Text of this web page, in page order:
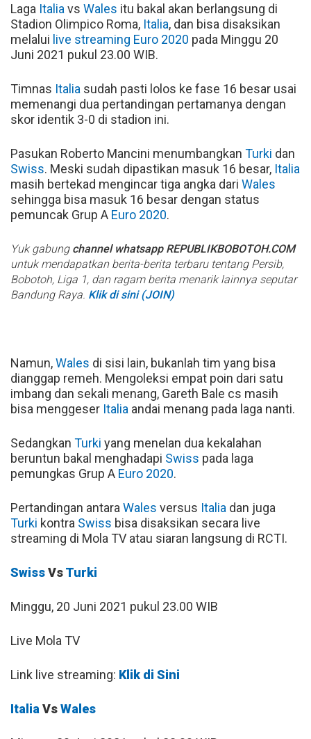
Laga Italia vs Wales itu bakal akan berlangsung di
Stadion Olimpico Roma, Italia, dan bisa disaksikan
melalui live streaming Euro 2020 pada Minggu 20
Juni 2021 pukul 23.00 WIB.
Timnas Italia sudah pasti lolos ke fase 16 besar usai
memenangi dua pertandingan pertamanya dengan
skor identik 3-0 di stadion ini.
Pasukan Roberto Mancini menumbangkan Turki dan
Swiss. Meski sudah dipastikan masuk 16 besar, Italia
masih bertekad mengincar tiga angka dari Wales
sehingga bisa masuk 16 besar dengan status
pemuncak Grup A Euro 2020.
Yuk gabung channel whatsapp REPUBLIKBOBOTOH.COM
untuk mendapatkan berita-berita terbaru tentang Persib,
Bobotoh, Liga 1, dan ragam berita menarik lainnya seputar
Bandung Raya. Klik di sini (JOIN)
Namun,Wales di sisi lain, bukanlah tim yang bisa
dianggap remeh. Mengoleksi empat poin dari satu
imbang dan sekali menang, Gareth Bale cs masih
bisa menggeser Italia andai menang pada laga nanti.
Sedangkan Turki yang menelan dua kekalahan
beruntun bakal menghadapi Swiss pada laga
pemungkas Grup A Euro 2020.
Pertandingan antara Wales versus Italia dan juga
Turki kontra Swiss bisa disaksikan secara live
streaming di Mola TV atau siaran langsung di RCTI.
SwissVsTurki
Minggu, 20 Juni 2021 pukul 23.00 WIB
Live Mola TV
Link live streaming: Klik di Sini
Italia VsWales